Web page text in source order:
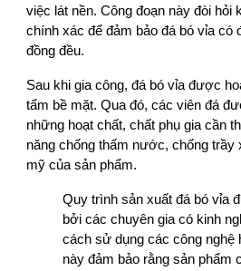
việc lát nền. Công đoạn này đòi hỏi
chính xác để đảm bảo đá bó vỉa có
đồng đều.
Sau khi gia công, đá bó vỉa được
tẩm bề mặt. Qua đó, các viên đá
những hoạt chất, chất phụ gia cần
năng chống thấm nước, chống
mỹ của sản phẩm.
Quy trình sản xuất đá bó vỉa
bởi các chuyên gia có kinh
cách sử dụng các công nghệ
này đảm bảo rằng sản phẩm